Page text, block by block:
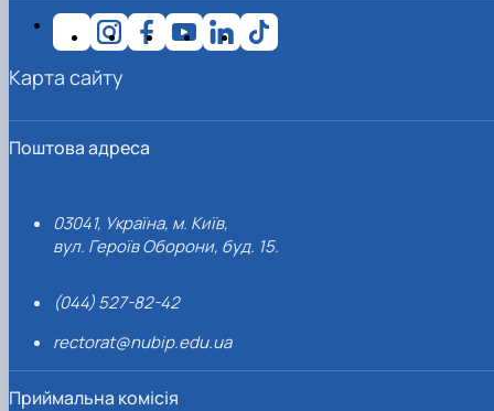
Поштова адреса
03041, Україна, м. Київ,
вул. Героїв Оборони, буд. 15.
(044) 527-82-42
rectorat@nubip.edu.ua
Приймальна комісія
Карта сайту